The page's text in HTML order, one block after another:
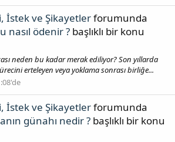
İstek ve Şikayetlerforumunda
nasıl ödenir ? başlıklı bir konu
neden bu kadar merak ediliyor? Son yıllarda
erteleyen veya yoklama sonrası birliğe...
İstek ve Şikayetlerforumunda
günahı nedir ? başlıklı bir konu